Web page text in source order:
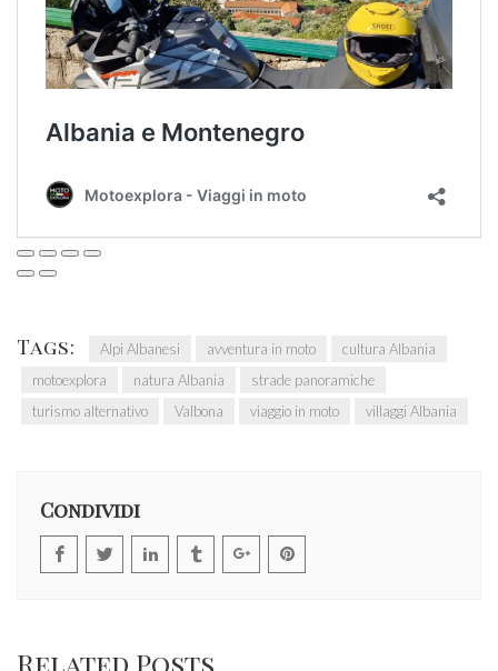
Tags: Alpi Albanesi avventura in moto
cultura Albania
motoexplora
natura Albania
strade panoramiche
turismo alternativo
Valbona viaggio in moto villaggi Albania
Condividi
Related Posts